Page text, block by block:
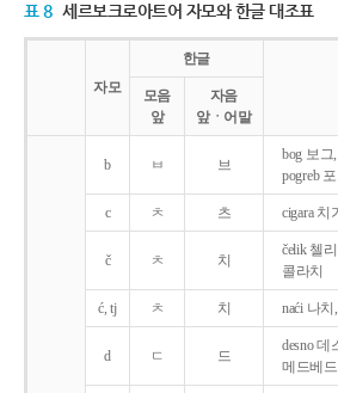
표 8 세르보크로아트어 자모와 한글 대조표
자모
한글
모음
앞
자음
앞ㆍ어말
b ㅂ 브
bog 보그
pogreb
c ㅊ 츠 cigara 치
č ㅊ 치
čelik 첼
콜라치
ć, tj ㅊ 치 naći 나치
d ㄷ 드
desno 데
메드베드